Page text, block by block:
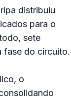
distribuiu
para o
sete
fase do circuito.
o